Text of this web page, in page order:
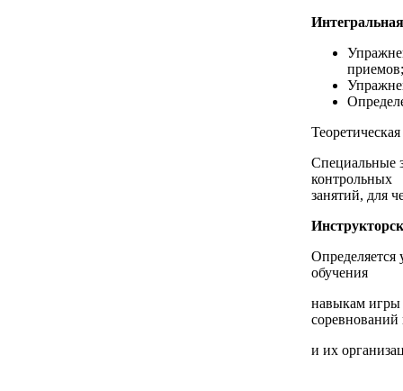
приемов;
Специальные
занятий, для
Определяется
обучения
навыкам игры
соревнований
и их